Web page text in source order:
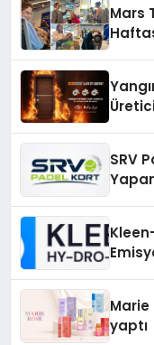
Mars
SRV
yaptı